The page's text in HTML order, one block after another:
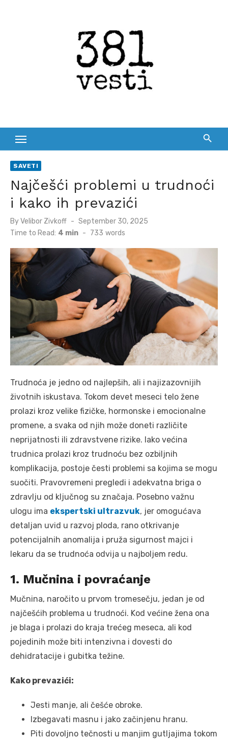
SAVETI
Najčešći problemi u trudnoći
i kako ih prevazići
ByVelibor Zivkoff
Posted
September 30, 2025
Time to Read: 4 min - 733 words
Trudnoća je jedno od najlepših, ali i najizazovnijih
životnih iskustava. Tokom devet meseci telo žene
prolazi kroz velike fizičke, hormonske i emocionalne
promene, a svaka od njih može doneti različite
neprijatnosti ili zdravstvene rizike. Iako većina
trudnica prolazi kroz trudnoću bez ozbiljnih
komplikacija, postoje česti problemi sa kojima se mogu
suočiti. Pravovremeni pregledi i adekvatna briga o
zdravlju od ključnog su značaja. Posebno važnu
ulogu ima ekspertski ultrazvuk, jer omogućava
detaljan uvid u razvoj ploda, rano otkrivanje
potencijalnih anomalija i pruža sigurnost majci i
lekaru da se trudnoća odvija u najboljem redu.
1. Mučnina i povraćanje
Mučnina, naročito u prvom tromesečju, jedan je od
najčešćih problema u trudnoći. Kod većine žena ona
je blaga i prolazi do kraja trećeg meseca, ali kod
pojedinih može biti intenzivna i dovesti do
dehidratacije i gubitka težine.
Kako prevazići:
Jesti manje, ali češće obroke.
Izbegavati masnu i jako začinjenu hranu.
Piti dovoljno tečnosti u manjim gutljajima tokom